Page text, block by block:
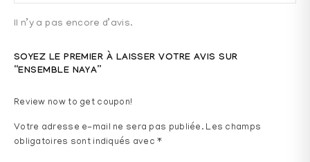
Il n’y a pas encore d’avis.
SOYEZ LE PREMIER À LAISSER VOTRE AVIS SUR
“ENSEMBLE NAYA”
Review now to get coupon!
Votre adresse e-mail ne sera pas publiée. Les champs
obligatoires sont indiqués avec*